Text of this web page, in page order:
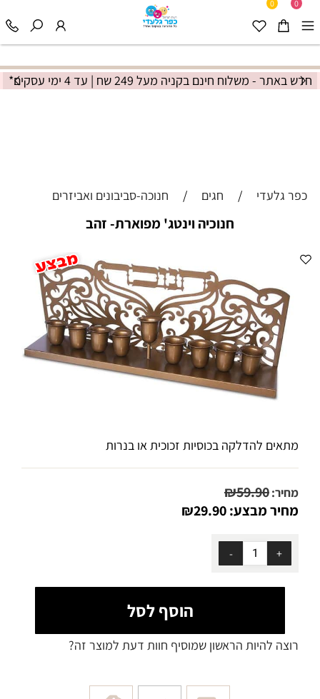
חדש באתר - משלוח חינם בקניה מעל 249 שח | עד 4 ימי עסקים*
0
0
כפר גלעדי / חגים / חנוכה-סביבונים ואביזרים
חנוכיה וינטג' מפוארת- זהב
מתאים להדלקה בכוסיות זכוכית או בנרות
מחיר: ₪59.90
מחיר מבצע:
₪29.90
הוסף לסל
רוצה להיות הראשון שמוסיף חוות דעת למוצר זה?